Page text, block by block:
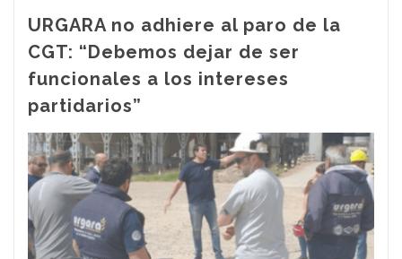
URGARA no adhiere al paro de la
CGT: “Debemos dejar de ser
funcionales a los intereses
partidarios”